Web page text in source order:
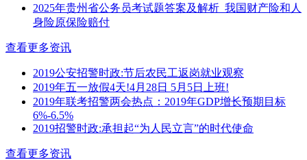
2025年贵州省公务员考试题答案及解析_我国财产险和人
身险原保险赔付
查看更多资讯
2019公安招警时政:节后农民工返岗就业观察
2019年五一放假4天!4月28日 5月5日上班!
2019年联考招警两会热点：2019年GDP增长预期目标
6%-6.5%
2019招警时政:承担起“为人民立言”的时代使命
查看更多资讯